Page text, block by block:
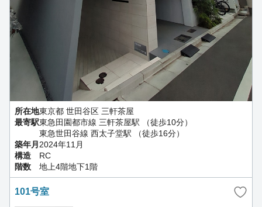
所在地東京都 世田谷区 三軒茶屋
最寄駅東急田園都市線 三軒茶屋駅 （徒歩10分）
東急世田谷線 西太子堂駅 （徒歩16分）
築年月 2024年11月
構造
RC
階数
地上4階地下1階
101号室